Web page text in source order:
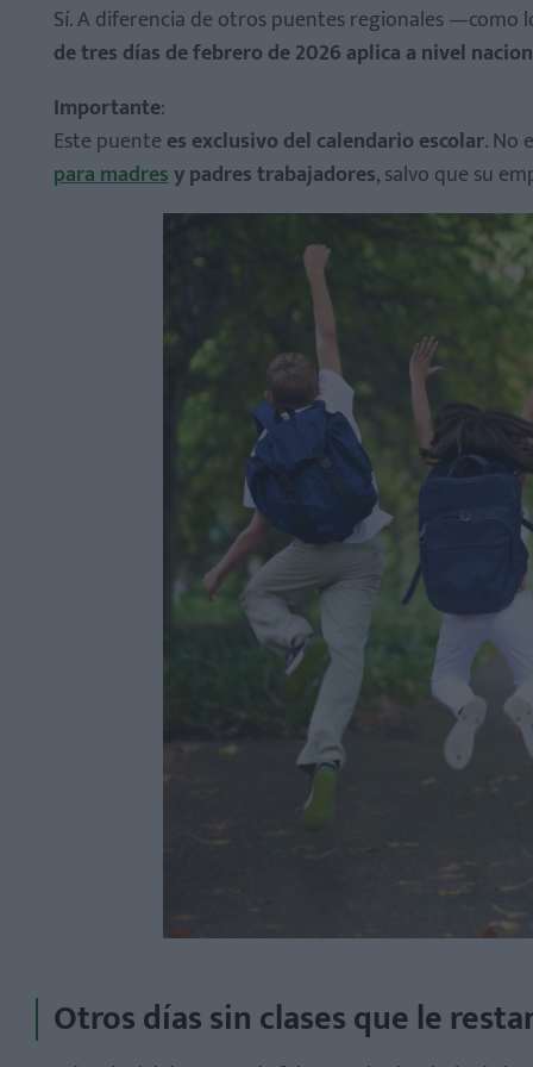
Sí. A diferencia de otros puentes regionales —como
de tres días de febrero de 2026 aplica a nivel
Importante:
Este puente es exclusivo del calendario escolar. No
para madresy padres trabajadores, salvo que su
Otros días sin clases que le